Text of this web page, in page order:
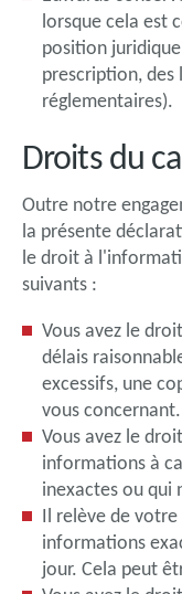
lorsque cela est
position
prescription, des
réglementaires).
Droits du
Outre notre
la présente
le droit à
suivants :
Vous avez le
délais
excessifs, une
vous concernant.
Vous avez le
informations à
inexactes ou qui
Il relève de
informations
jour. Cela peut